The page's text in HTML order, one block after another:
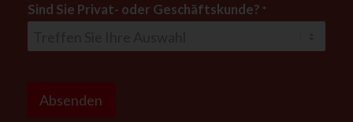
Sind Sie Privat- oder Geschäftskunde? *
Absenden